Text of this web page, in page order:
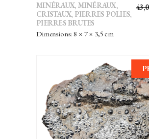
MINÉRAUX, MINÉRAUX,
CRISTAUX, PIERRES POLIES,
PIERRES BRUTES
Dimensions: 8 × 7 × 3,5 cm
AJOUTER AU PANIER